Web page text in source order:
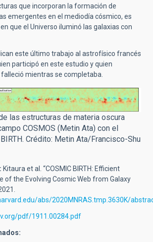
que incorporan la formación de
emergentes en el mediodía cósmico, es
que el Universo iluminó las galaxias con
este último trabajo al astrofísico francés
participó en este estudio y quien
mientras se completaba.
las estructuras de materia oscura
COSMOS (Metin Ata) con el
Crédito: Metin Ata/Francisco-Shu
Kitaura et al. “COSMIC BIRTH: Efficient
of the Evolving Cosmic Web from Galaxy
abs/2020MNRAS.tmp.3630K/
pdf/1911.00284.pdf